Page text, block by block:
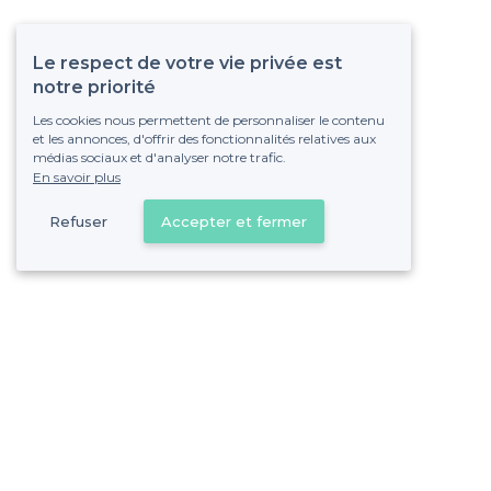
Le respect de votre vie privée est
notre priorité
Les cookies nous permettent de personnaliser le contenu
et les annonces, d'offrir des fonctionnalités relatives aux
médias sociaux et d'analyser notre trafic.
En savoir plus
Refuser Accepter et fermer